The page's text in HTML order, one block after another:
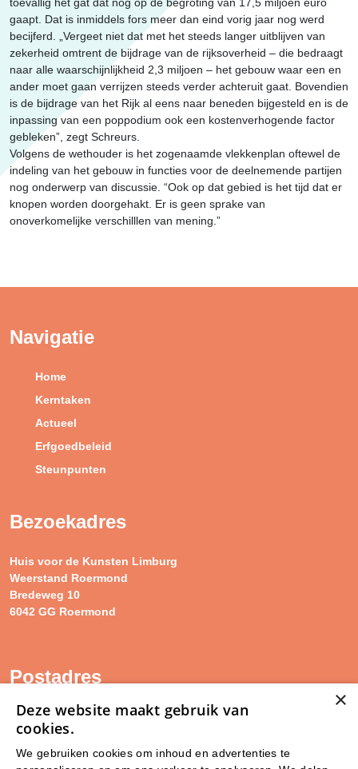
gaapt. Dat is inmiddels fors meer dan eind vorig jaar nog werd
becijferd. „Vergeet niet dat met het steeds langer uitblijven van
zekerheid omtrent de bijdrage van de rijksoverheid – die bedraagt
naar alle waarschijnlijkheid 2,3 miljoen – het gebouw waar een en
ander moet gaan verrijzen steeds verder achteruit gaat. Bovendien
is de bijdrage van het Rijk al eens naar beneden bijgesteld en is de
inpassing van een poppodium ook een kostenverhogende factor
gebleken”, zegt Schreurs.
Volgens de wethouder is het zogenaamde vlekkenplan oftewel de
indeling van het gebouw in functies voor de deelnemende partijen
nog onderwerp van discussie. “Ook op dat gebied is het tijd dat er
knopen worden doorgehakt. Er is geen sprake van
onoverkomelijke verschilllen van mening.”
Navigatie
Home
Kerntaken
Actueel
Erfgoedbeleid
Steunpunten
Bezoekadres
Huis voor de Kunsten Limburg
Weerstand Roermond
Bredeweg 10
6042 GG Roermond
Postadres
SAM Limburg
Postbus 203
6040 AE ROERMOND
×
Deze website maakt gebruik van
cookies.
We gebruiken cookies om inhoud en advertenties te